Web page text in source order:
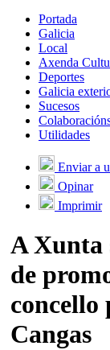
Portada
Galicia
Local
Axenda
Deportes
Galicia
Sucesos
Utilidades
Enviar a
Opinar
Imprimir
A Xunta
de
concello
Cangas